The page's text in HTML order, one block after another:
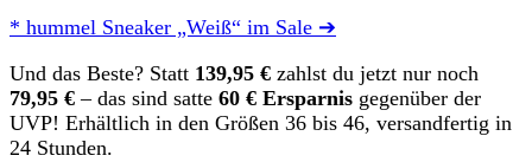
* hummel Sneaker „Weiß“ im Sale ➔
Und das Beste? Statt 139,95 € zahlst du jetzt nur noch
79,95 € – das sind satte 60 € Ersparnis gegenüber der
UVP! Erhältlich in den Größen 36 bis 46, versandfertig in
24 Stunden.